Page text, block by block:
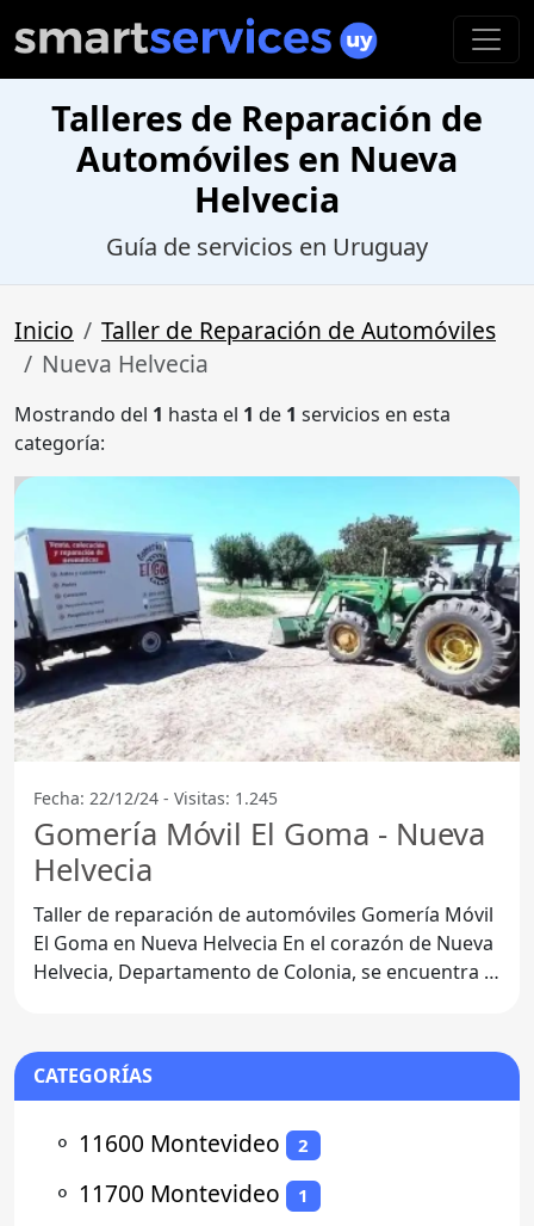
Talleres de Reparación de
Automóviles en Nueva
Helvecia
Guía de servicios en Uruguay
Inicio
Taller de Reparación de Automóviles
Nueva Helvecia
Mostrando del 1 hasta el 1 de 1 servicios en esta
categoría:
Fecha: 22/12/24 - Visitas: 1.245
Gomería Móvil El Goma - Nueva
Helvecia
Taller de reparación de automóviles Gomería Móvil
El Goma en Nueva Helvecia En el corazón de Nueva
Helvecia, Departamento de Colonia, se encuentra el
CATEGORÍAS
⚬ 11600 Montevideo 2
⚬ 11700 Montevideo 1